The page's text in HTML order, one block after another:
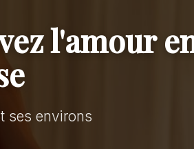
l'amour
ses environs